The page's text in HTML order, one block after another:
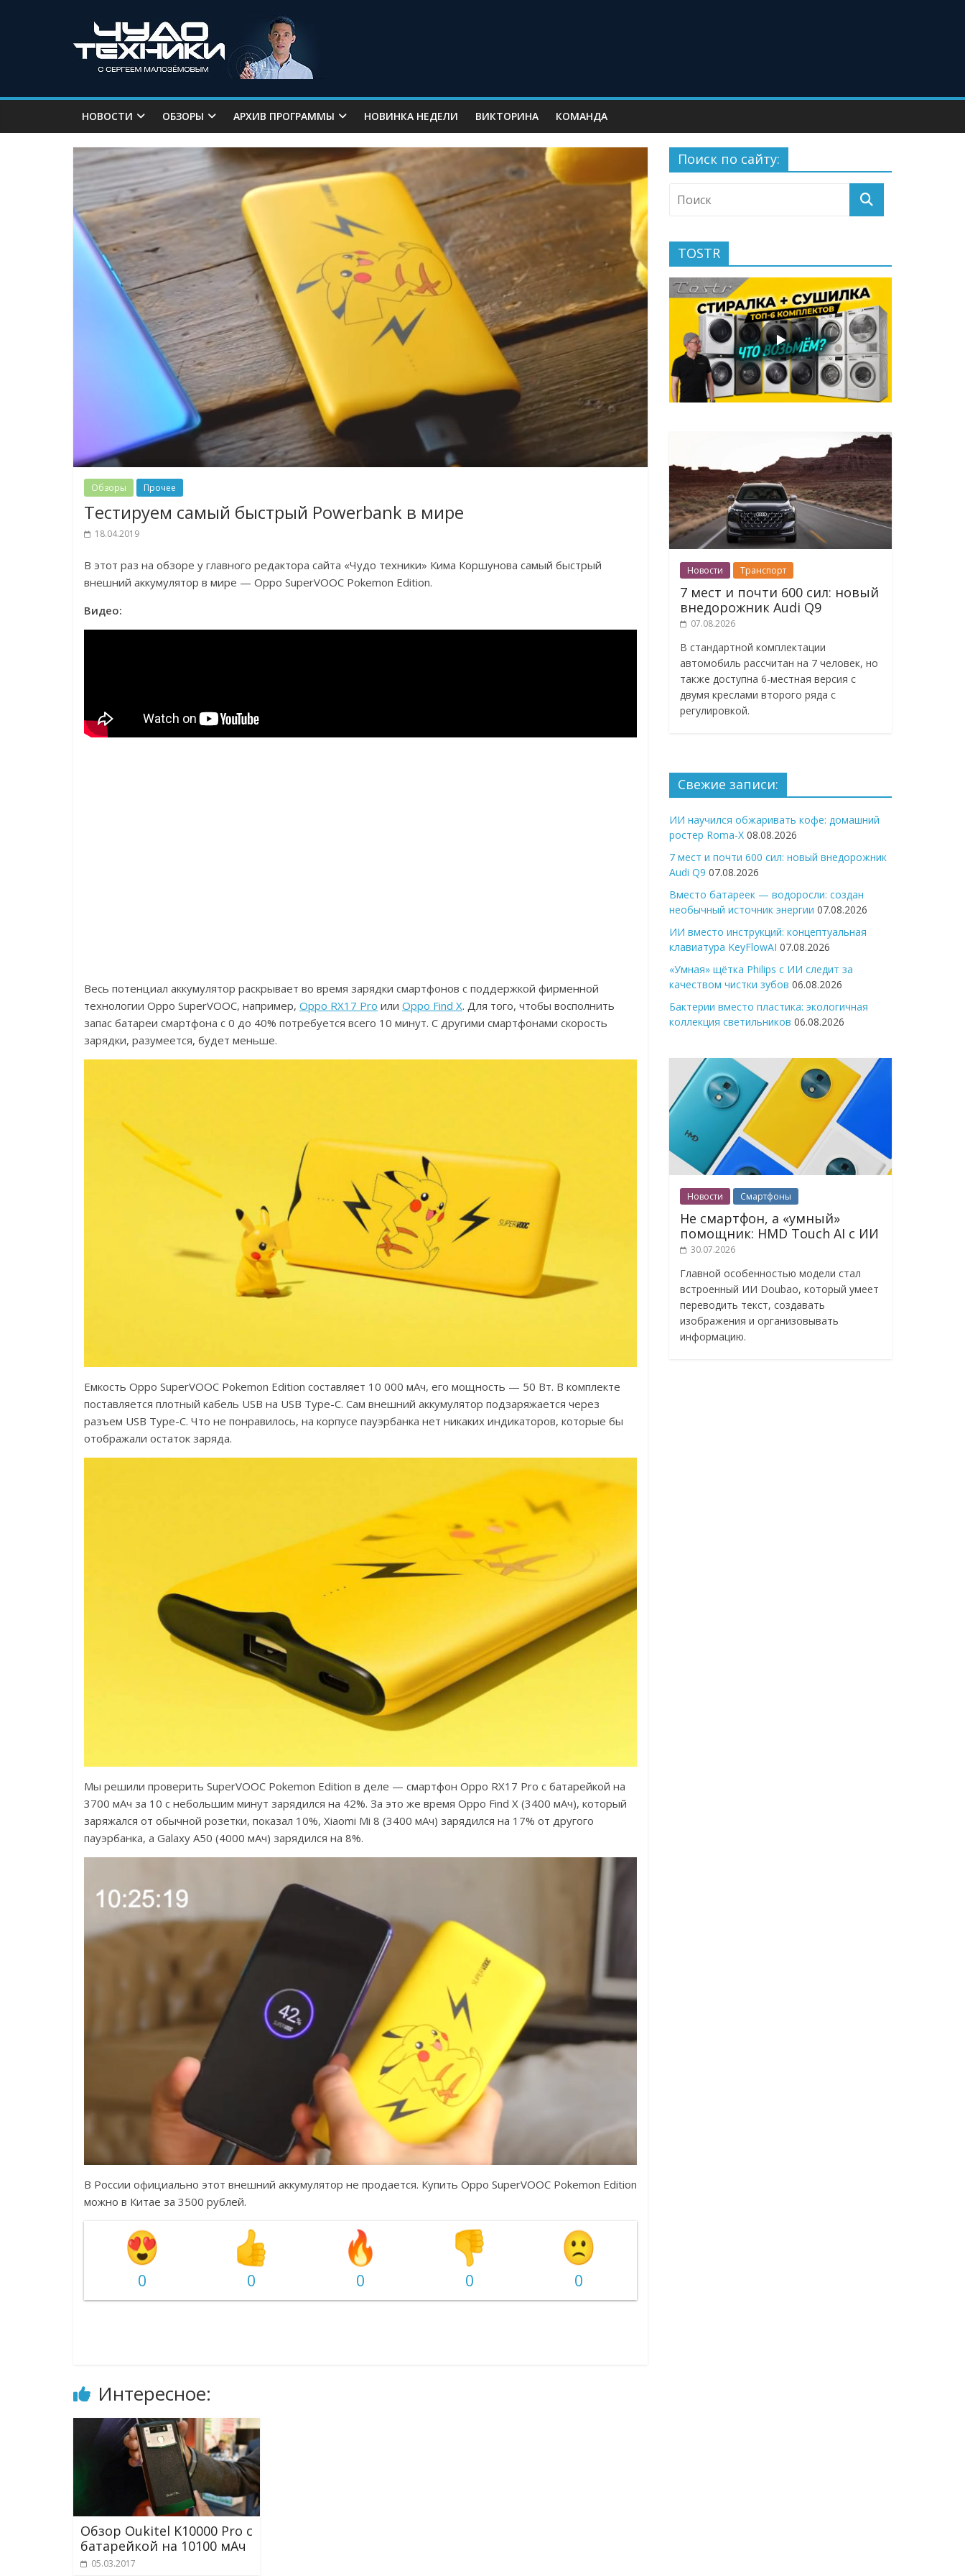
НОВОСТИ ОБЗОРЫ АРХИВ ПРОГРАММЫ НОВИНКА НЕДЕЛИ ВИКТОРИНА КОМАНДА
Обзоры Прочее
Тестируем самый быстрый Powerbank в мире
18.04.2019
В этот раз на обзоре у главного редактора сайта «Чудо техники» Кима Коршунова самый быстрый
внешний аккумулятор в мире — Oppo SuperVOOC Pokemon Edition.
Видео:
Весь потенциал аккумулятор раскрывает во время зарядки смартфонов с поддержкой фирменной
технологии Oppo SuperVOOC, например, Oppo RX17 Pro или Oppo Find X. Для того, чтобы восполнить
запас батареи смартфона с 0 до 40% потребуется всего 10 минут. С другими смартфонами скорость
зарядки, разумеется, будет меньше.
Емкость Oppo SuperVOOC Pokemon Edition составляет 10 000 мАч, его мощность — 50 Вт. В комплекте
поставляется плотный кабель USB на USB Type-C. Сам внешний аккумулятор подзаряжается через
разъем USB Type-C. Что не понравилось, на корпусе пауэрбанка нет никаких индикаторов, которые бы
отображали остаток заряда.
Мы решили проверить SuperVOOC Pokemon Edition в деле — смартфон Oppo RX17 Pro с батарейкой на
3700 мАч за 10 с небольшим минут зарядился на 42%. За это же время Oppo Find X (3400 мАч), который
заряжался от обычной розетки, показал 10%, Xiaomi Mi 8 (3400 мАч) зарядился на 17% от другого
пауэрбанка, а Galaxy A50 (4000 мАч) зарядился на 8%.
В России официально этот внешний аккумулятор не продается. Купить Oppo SuperVOOC Pokemon Edition
можно в Китае за 3500 рублей.
0 0 0 0 0
Интересное:
Обзор Oukitel K10000 Pro с
батарейкой на 10100 мАч
05.03.2017
Поиск по сайту:
TOSTR
Новости Транспорт
7 мест и почти 600 сил: новый
внедорожник Audi Q9
07.08.2026
В стандартной комплектации
автомобиль рассчитан на 7 человек, но
также доступна 6-местная версия с
двумя креслами второго ряда с
регулировкой.
Свежие записи:
ИИ научился обжаривать кофе: домашний
ростер Roma-X 08.08.2026
7 мест и почти 600 сил: новый внедорожник
Audi Q9 07.08.2026
Вместо батареек — водоросли: создан
необычный источник энергии 07.08.2026
ИИ вместо инструкций: концептуальная
клавиатура KeyFlowAI 07.08.2026
«Умная» щётка Philips с ИИ следит за
качеством чистки зубов 06.08.2026
Бактерии вместо пластика: экологичная
коллекция светильников 06.08.2026
Новости Смартфоны
Не смартфон, а «умный»
помощник: HMD Touch AI с ИИ
30.07.2026
Главной особенностью модели стал
встроенный ИИ Doubao, который умеет
переводить текст, создавать
изображения и организовывать
информацию.